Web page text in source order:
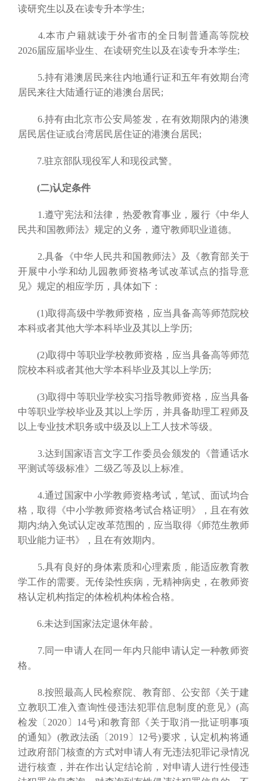
读研究生以及在读专升本学生;
4.本市户籍就读于外省市的全日制普通高等院校
2026届应届毕业生、在读研究生以及在读专升本学生;
5.持有港澳居民来往内地通行证和五年有效期台湾
居民来往大陆通行证的港澳台居民;
6.持有由北京市公安局签发，在有效期限内的港澳
居民居住证或台湾居民居住证的港澳台居民;
7.驻京部队现役军人和现役武警。
(二)认定条件
1.遵守宪法和法律，热爱教育事业，履行《中华人
民共和国教师法》规定的义务，遵守教师职业道德。
2.具备《中华人民共和国教师法》及《教育部关于
开展中小学和幼儿园教师资格考试改革试点的指导意
见》规定的相应学历，具体如下：
(1)取得高级中学教师资格，应当具备高等师范院校
本科或者其他大学本科毕业及其以上学历;
(2)取得中等职业学校教师资格，应当具备高等师范
院校本科或者其他大学本科毕业及其以上学历;
(3)取得中等职业学校实习指导教师资格，应当具备
中等职业学校毕业及其以上学历，并具备助理工程师及
以上专业技术职务或中级及以上工人技术等级。
3.达到国家语言文字工作委员会颁发的《普通话水
平测试等级标准》二级乙等及以上标准。
4.通过国家中小学教师资格考试，笔试、面试均合
格，取得《中小学教师资格考试合格证明》，且在有效
期内;纳入免试认定改革范围的，应当取得《师范生教师
职业能力证书》，且在有效期内。
5.具有良好的身体素质和心理素质，能适应教育教
学工作的需要。无传染性疾病，无精神病史，在教师资
格认定机构指定的体检机构体检合格。
6.未达到国家法定退休年龄。
7.同一申请人在同一年内只能申请认定一种教师资
格。
8.按照最高人民检察院、教育部、公安部《关于建
立教职工准入查询性侵违法犯罪信息制度的意见》(高
检发〔2020〕14号)和教育部《关于取消一批证明事项
的通知》(教政法函〔2019〕12号)要求，认定机构将通
过政府部门核查的方式对申请人有无违法犯罪记录情况
进行核查，并在作出认定结论前，对申请人进行性侵违